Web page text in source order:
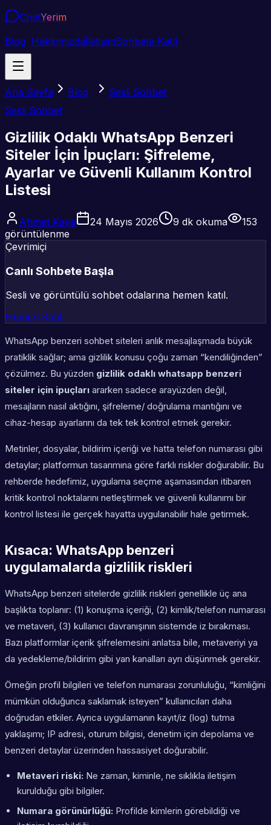
ChatYerim
Blog HakkımızdaİletişimSohbete Katıl
Ana Sayfa Blog
Sesli Sohbet
Sesli Sohbet
Gizlilik Odaklı WhatsApp Benzeri
Siteler İçin İpuçları: Şifreleme,
Ayarlar ve Güvenli Kullanım Kontrol
Listesi
Ahmet Kaya 24 Mayıs 2026 9 dk okuma
153
görüntülenme
Çevrimiçi
Canlı Sohbete Başla
Sesli ve görüntülü sohbet odalarına hemen katıl.
Hemen Katıl
WhatsApp benzeri sohbet siteleri anlık mesajlaşmada büyük
pratiklik sağlar; ama gizlilik konusu çoğu zaman “kendiliğinden”
çözülmez. Bu yüzden gizlilik odaklı whatsapp benzeri
siteler için ipuçları ararken sadece arayüzden değil,
mesajların nasıl aktığını, şifreleme/ doğrulama mantığını ve
cihaz-hesap ayarlarını da tek tek kontrol etmek gerekir.
Metinler, dosyalar, bildirim içeriği ve hatta telefon numarası gibi
detaylar; platformun tasarımına göre farklı riskler doğurabilir. Bu
rehberde hedefimiz, uygulama seçme aşamasından itibaren
kritik kontrol noktalarını netleştirmek ve güvenli kullanımı bir
kontrol listesi ile gerçek hayatta uygulanabilir hale getirmek.
Kısaca: WhatsApp benzeri
uygulamalarda gizlilik riskleri
WhatsApp benzeri sitelerde gizlilik riskleri genellikle üç ana
başlıkta toplanır: (1) konuşma içeriği, (2) kimlik/telefon numarası
ve metaveri, (3) kullanıcı davranışının sistemde iz bırakması.
Bazı platformlar içerik şifrelemesini anlatsa bile, metaveriyi ya
da yedekleme/bildirim gibi yan kanalları ayrı düşünmek gerekir.
Örneğin profil bilgileri ve telefon numarası zorunluluğu, “kimliğini
mümkün olduğunca saklamak isteyen” kullanıcıları daha
doğrudan etkiler. Ayrıca uygulamanın kayıt/iz (log) tutma
yaklaşımı; IP adresi, oturum bilgisi, denetim için depolama ve
benzeri detaylar üzerinden hassasiyet doğurabilir.
Metaveri riski: Ne zaman, kiminle, ne sıklıkla iletişim
kurulduğu gibi bilgiler.
Numara görünürlüğü: Profilde kimlerin görebildiği ve